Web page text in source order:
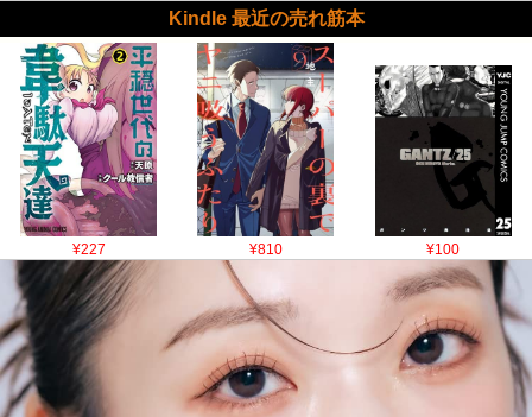
Kindle 最近の売れ筋本
¥227 ¥810 ¥100